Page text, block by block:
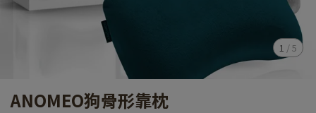
1 /5
ANOMEO狗骨形靠枕